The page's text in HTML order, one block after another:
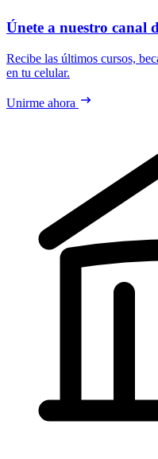
Únete a nuestro canal
Recibe las últimos cursos,
en tu celular.
Unirme ahora